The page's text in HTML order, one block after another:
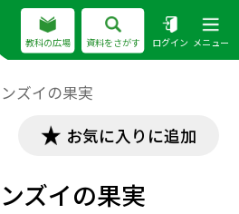
教科の広場 資料をさがす ログイン メニュー
ンズイの果実
お気に入りに追加
ズイの果実